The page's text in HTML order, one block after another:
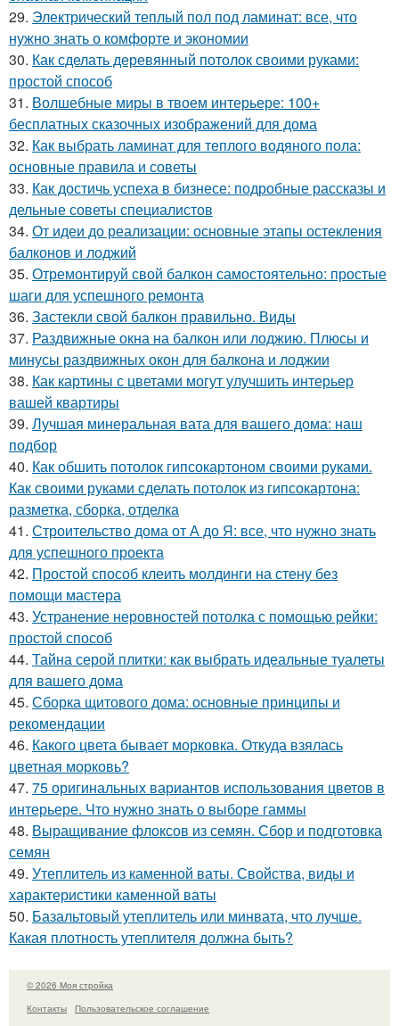
29. Электрический теплый пол под ламинат: все, что
нужно знать о комфорте и экономии
30. Как сделать деревянный потолок своими руками:
простой способ
31. Волшебные миры в твоем интерьере: 100+
бесплатных сказочных изображений для дома
32. Как выбрать ламинат для теплого водяного пола:
основные правила и советы
33. Как достичь успеха в бизнесе: подробные рассказы и
дельные советы специалистов
34. От идеи до реализации: основные этапы остекления
балконов и лоджий
35. Отремонтируй свой балкон самостоятельно: простые
шаги для успешного ремонта
36. Застекли свой балкон правильно. Виды
37. Раздвижные окна на балкон или лоджию. Плюсы и
минусы раздвижных окон для балкона и лоджии
38. Как картины с цветами могут улучшить интерьер
вашей квартиры
39. Лучшая минеральная вата для вашего дома: наш
подбор
40. Как обшить потолок гипсокартоном своими руками.
Как своими руками сделать потолок из гипсокартона:
разметка, сборка, отделка
41. Строительство дома от А до Я: все, что нужно знать
для успешного проекта
42. Простой способ клеить молдинги на стену без
помощи мастера
43. Устранение неровностей потолка с помощью рейки:
простой способ
44. Тайна серой плитки: как выбрать идеальные туалеты
для вашего дома
45. Сборка щитового дома: основные принципы и
рекомендации
46. Какого цвета бывает морковка. Откуда взялась
цветная морковь?
47. 75 оригинальных вариантов использования цветов в
интерьере. Что нужно знать о выборе гаммы
48. Выращивание флоксов из семян. Сбор и подготовка
семян
49. Утеплитель из каменной ваты. Свойства, виды и
характеристики каменной ваты
50. Базальтовый утеплитель или минвата, что лучше.
Какая плотность утеплителя должна быть?
© 2026 Моя стройка
Контакты
Пользовательское соглашение